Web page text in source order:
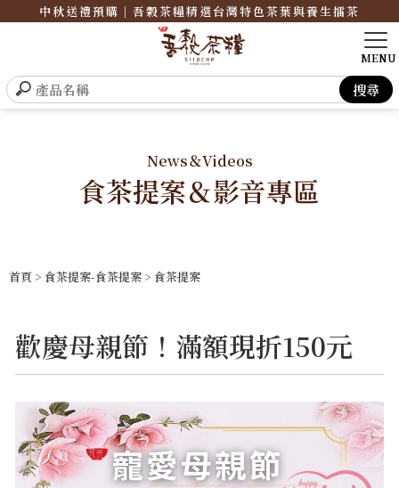
中秋送禮預購｜吾穀茶糧精選台灣特色茶葉與養生擂茶
News＆Videos
食茶提案＆影音專區
首頁 > 食茶提案-食茶提案 > 食茶提案
歡慶母親節！滿額現折150元